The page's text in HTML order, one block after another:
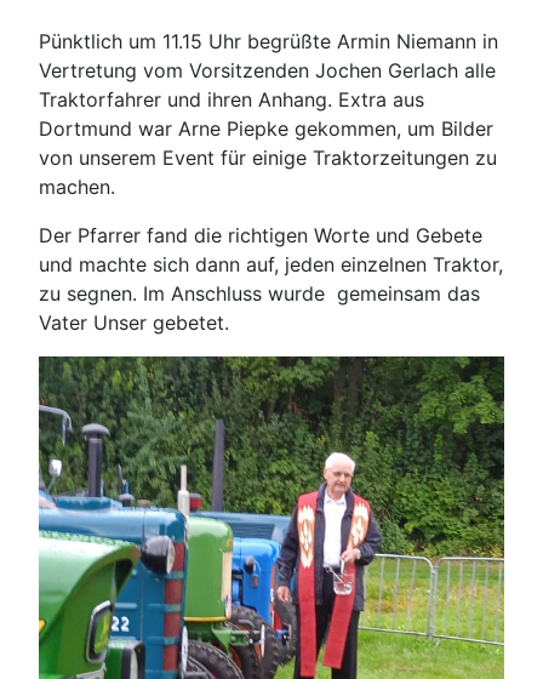
Pünktlich um 11.15 Uhr begrüßte Armin Niemann in
Vertretung vom Vorsitzenden Jochen Gerlach alle
Traktorfahrer und ihren Anhang. Extra aus
Dortmund war Arne Piepke gekommen, um Bilder
von unserem Event für einige Traktorzeitungen zu
machen.
Der Pfarrer fand die richtigen Worte und Gebete
und machte sich dann auf, jeden einzelnen Traktor,
zu segnen. Im Anschluss wurde gemeinsam das
Vater Unser gebetet.